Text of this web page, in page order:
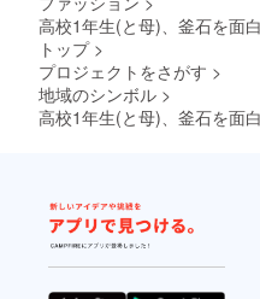
高校1年生(と母)、釜石を面
トップ >
プロジェクトをさがす >
地域のシンボル >
高校1年生(と母)、釜石を面